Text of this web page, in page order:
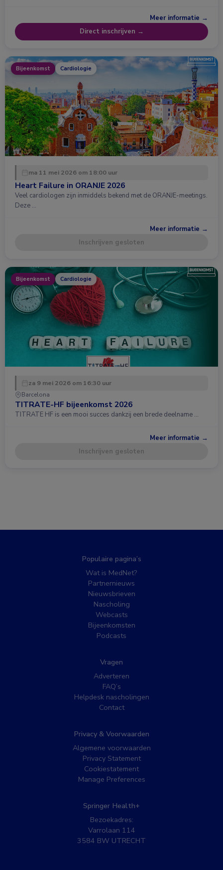
Meer informatie →
Direct inschrijven →
Bijeenkomst Cardiologie
ma 11 mei 2026 om 18:00 uur
Heart Failure in ORANJE 2026
Veel cardiologen zijn inmiddels bekend met de ORANJE-meetings.
Deze …
Meer informatie →
Inschrijven gesloten
Bijeenkomst Cardiologie
za 9 mei 2026 om 16:30 uur
Barcelona
TITRATE-HF bijeenkomst 2026
TITRATE HF is een mooi succes dankzij een brede deelname …
Meer informatie →
Inschrijven gesloten
Populaire pagina’s
Wat is MedNet?
Partnernieuws
Nieuwsbrieven
Nascholing
Webcasts
Bijeenkomsten
Podcasts
Vragen
Adverteren
FAQ’s
Helpdesk nascholingen
Contact
Privacy & Voorwaarden
Algemene voorwaarden
Privacy Statement
Cookiestatement
Manage Preferences
Springer Health+
Bezoekadres:
Varrolaan 114
3584 BW UTRECHT